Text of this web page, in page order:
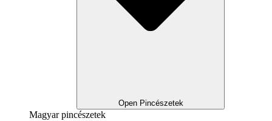
Open Pincészetek
Magyar pincészetek